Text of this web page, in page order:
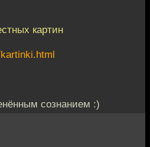
картин
сознанием :)